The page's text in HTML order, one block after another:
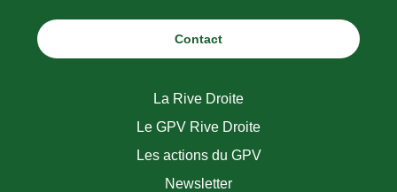
Contact
La Rive Droite
Le GPV Rive Droite
Les actions du GPV
Newsletter